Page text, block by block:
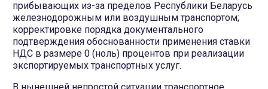
прибывающих из-за пределов Республики Беларусь
железнодорожным или воздушным транспортом;
корректировке порядка документального
подтверждения обоснованности применения ставки
НДС в размере 0 (ноль) процентов при реализации
экспортируемых транспортных услуг.